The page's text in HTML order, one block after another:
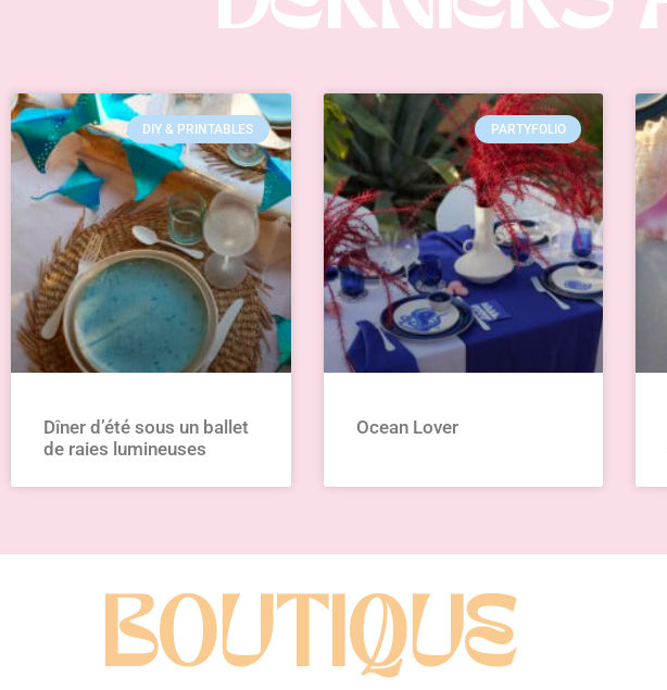
Retrouvez l’ensemble de mes créations.
ON EN